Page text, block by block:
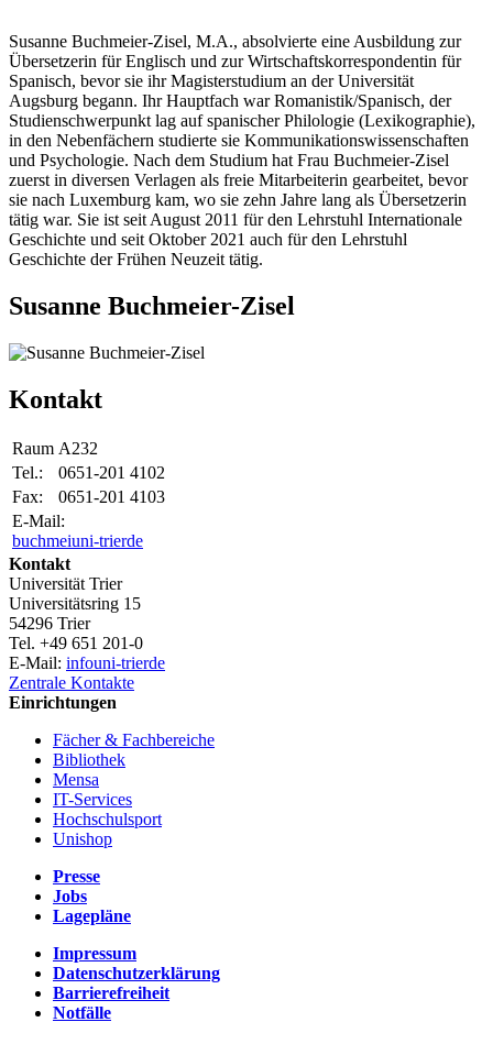
Susanne Buchmeier-Zisel, M.A., absolvierte eine Ausbildung zur
Übersetzerin für Englisch und zur Wirtschaftskorrespondentin für
Spanisch, bevor sie ihr Magisterstudium an der Universität
Augsburg begann. Ihr Hauptfach war Romanistik/Spanisch, der
Studienschwerpunkt lag auf spanischer Philologie (Lexikographie),
in den Nebenfächern studierte sie Kommunikationswissenschaften
und Psychologie. Nach dem Studium hat Frau Buchmeier-Zisel
zuerst in diversen Verlagen als freie Mitarbeiterin gearbeitet, bevor
sie nach Luxemburg kam, wo sie zehn Jahre lang als Übersetzerin
tätig war. Sie ist seit August 2011 für den Lehrstuhl Internationale
Geschichte und seit Oktober 2021 auch für den Lehrstuhl
Geschichte der Frühen Neuzeit tätig.
Susanne Buchmeier-Zisel
Kontakt
Raum A232
Tel.:
0651-201 4102
Fax:
0651-201 4103
E-Mail:
buchmeiuni-trierde
Kontakt
Universität Trier
Universitätsring 15
54296 Trier
Tel. +49 651 201-0
E-Mail: infouni-trierde
Zentrale Kontakte
Einrichtungen
Fächer & Fachbereiche
Bibliothek
Mensa
IT-Services
Hochschulsport
Unishop
Presse
Jobs
Lagepläne
Impressum
Datenschutzerklärung
Barrierefreiheit
Notfälle